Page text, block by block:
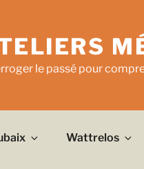
le passé pour
Wattrelos